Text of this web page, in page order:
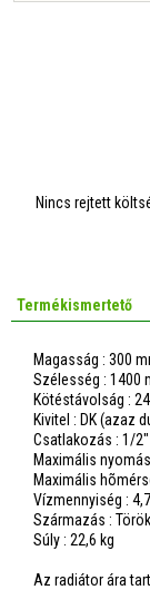
Nincs rejtett
Termékismertető
Magasság : 300
Szélesség : 1400
Kötéstávolság :
Kivitel : DK (azaz
Csatlakozás : 1/2"
Maximális
Maximális
Vízmennyiség :
Származás :
Súly : 22,6 kg
Az radiátor ára